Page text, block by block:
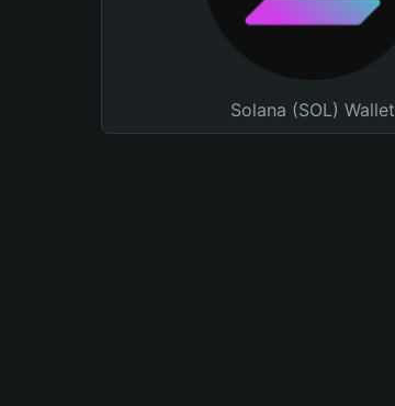
Solana (SOL) Wallet